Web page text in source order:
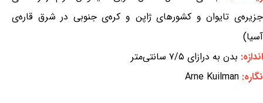
جزیره‌ی تایوان و کشورهای ژاپن و کره‌ی جنوبی در شرق قاره‌ی
آسیا)
اندازه: بدن به درازای ۷/۵ سانتی‌متر
نگاره: Arne Kuilman